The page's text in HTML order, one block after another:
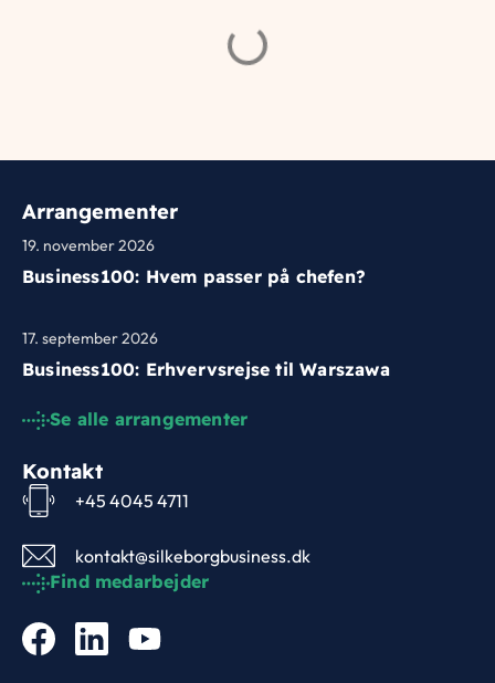
Arrangementer
19. november 2026
Business100: Hvem passer på chefen?
17. september 2026
Business100: Erhvervsrejse til Warszawa
Se alle arrangementer
Kontakt
+45 4045 4711
kontakt@silkeborgbusiness.dk
Find medarbejder